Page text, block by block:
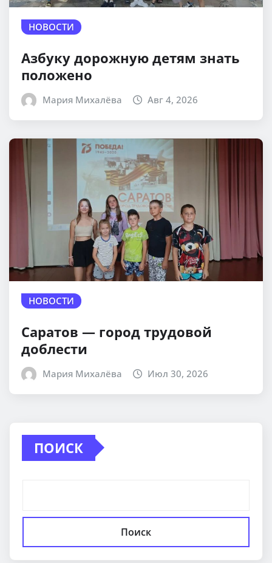
НОВОСТИ
Азбуку дорожную детям знать
положено
Мария Михалёва Авг 4, 2026
НОВОСТИ
Саратов — город трудовой
доблести
Мария Михалёва Июл 30, 2026
ПОИСК
Поиск